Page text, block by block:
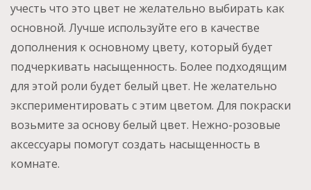
учесть что это цвет не желательно выбирать как
основной. Лучше используйте его в качестве
дополнения к основному цвету, который будет
подчеркивать насыщенность. Более подходящим
для этой роли будет белый цвет. Не желательно
экспериментировать с этим цветом. Для покраски
возьмите за основу белый цвет. Нежно-розовые
аксессуары помогут создать насыщенность в
комнате.